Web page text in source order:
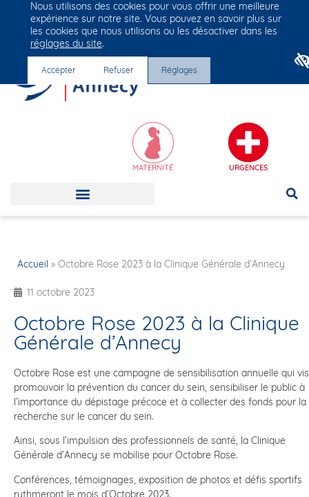
Groupe Vivalto Santé
Entre nous, la vie
MATERNITÉ URGENCES
Accueil » Octobre Rose 2023 à la Clinique Générale d’Annecy
11 octobre 2023
Octobre Rose 2023 à la Clinique
Générale d’Annecy
Octobre Rose est une campagne de sensibilisation annuelle qui
promouvoir la prévention du cancer du sein, sensibiliser le public à
l’importance du dépistage précoce et à collecter des fonds pour la
recherche sur le cancer du sein.
Ainsi, sous l’impulsion des professionnels de santé, la Clinique
Générale d’Annecy se mobilise pour Octobre Rose.
Conférences, témoignages, exposition de photos et défis sportifs
rythmeront le mois d’Octobre 2023.
Nous utilisons des cookies pour vous offrir une meilleure
expérience sur notre site. Vous pouvez en savoir plus sur
les cookies que nous utilisons ou les désactiver dans les
réglages du site.
Accepter Refuser Réglages